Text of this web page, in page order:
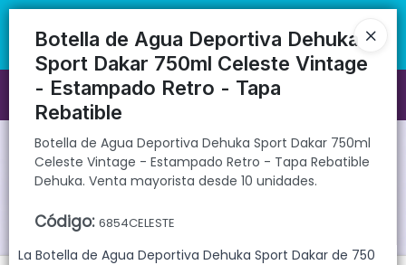
Botella de Agua Deportiva Dehuka Sport Dakar 750ml Celeste Vintage
10 unidades.
Botella de Agua Deportiva Dehuka
Sport Dakar 750ml Celeste Vintage
- Estampado Retro - Tapa
Rebatible
Botella de Agua Deportiva Dehuka Sport Dakar 750ml
Celeste Vintage - Estampado Retro - Tapa Rebatible
Dehuka. Venta mayorista desde 10 unidades.
Código: 6854CELESTE
La Botella de Agua Deportiva Dehuka Sport Dakar de 750
directa | 📦 Comprá mayorista desde 10 unidades. ¡Registrate y
accedé a precios exclusivos!
Ingresar a la Tienda
CÓMO COMPRAR
QUIÉNES SOMOS
GARANTIAS